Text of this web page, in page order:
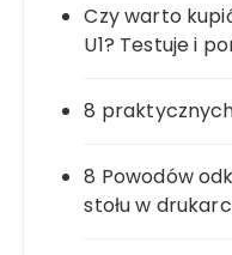
Czy warto
U1? Testuje i
8
8 Powodów
stołu w